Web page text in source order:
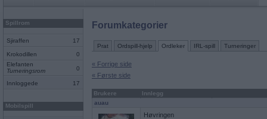
Spillrom
Sjiraffen 17
Krokodillen
0
Elefanten
Turneringsrom
0
Innloggede 17
Mobilspill
Forumkategorier
Prat Ordspill-hjelp Ordleker IRL-spill Turneringer
« Forrige side
« Første side
Brukere
Innlegg
auau
Høvringen